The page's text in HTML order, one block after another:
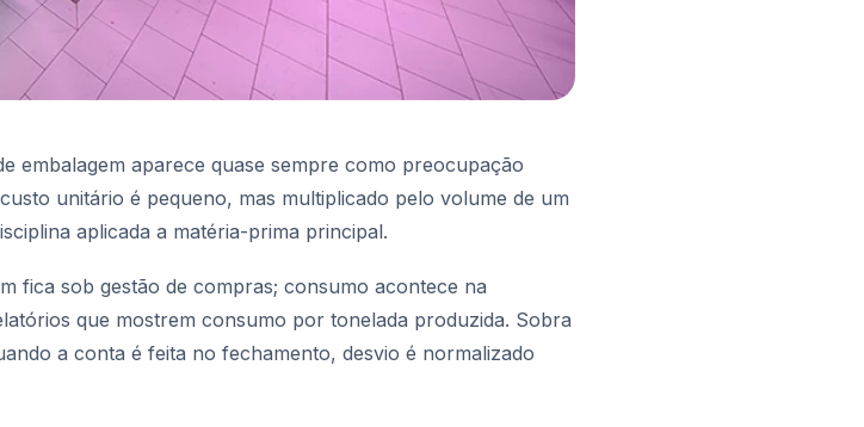
embalagem aparece quase sempre como preocupação
unitário é pequeno, mas multiplicado pelo volume de um
aplicada a matéria-prima principal.
fica sob gestão de compras; consumo acontece na
que mostrem consumo por tonelada produzida. Sobra
a conta é feita no fechamento, desvio é normalizado